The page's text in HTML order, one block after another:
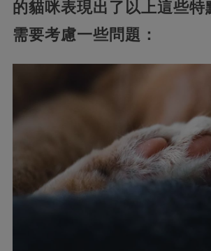
的貓咪表現出了以上這些特
需要考慮一些問題：